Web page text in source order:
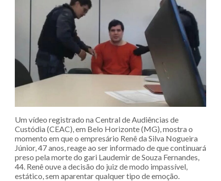
Um vídeo registrado na Central de Audiências de
Custódia (CEAC), em Belo Horizonte (MG), mostra o
momento em que o empresário Renê da Silva Nogueira
Júnior, 47 anos, reage ao ser informado de que continuará
preso pela morte do gari Laudemir de Souza Fernandes,
44. Renê ouve a decisão do juiz de modo impassível,
estático, sem aparentar qualquer tipo de emoção.